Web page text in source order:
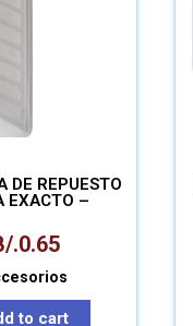
DE REPUESTO
EXACTO –
.0.65
to cart